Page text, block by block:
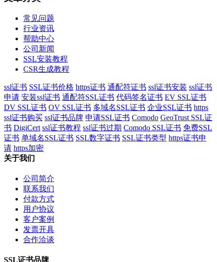
常见问题
行业资讯
帮助中心
公司新闻
SSL安装教程
CSR生成教程
ssl证书 SSL证书价格 https证书 通配符证书 ssl证书安装 ssl证书
申请 安装ssl证书 通配符SSL证书 代码签名证书 EV SSL证书
DV SSL证书 OV SSL证书 多域名SSL证书 企业SSL证书 https
ssl证书购买 ssl证书品牌 申请SSL证书 Comodo GeoTrust SSL证
书 DigiCert ssl证书教程 ssl证书过期 Comodo SSL证书 免费SSL
证书 单域名SSL证书 SSL数字证书 SSL证书类型 https证书申
请 https加密
关于我们
公司简介
联系我们
付款方式
用户协议
客户案例
发票开具
合作洽谈
SSL证书品牌